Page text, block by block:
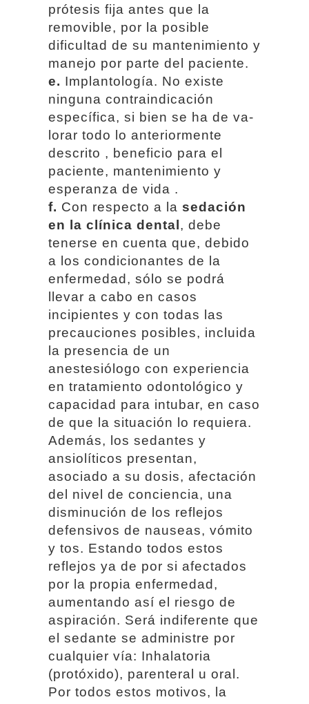
prótesis fija antes que la
removible, por la posible
dificultad de su mantenimiento y
manejo por parte del paciente.
e. Implantología. No existe
ninguna contraindicación
específica, si bien se ha de va-
lorar todo lo anteriormente
descrito , beneficio para el
paciente, mantenimiento y
esperanza de vida .
f. Con respecto a la sedación
en la clínica dental, debe
tenerse en cuenta que, debido
a los condicionantes de la
enfermedad, sólo se podrá
llevar a cabo en casos
incipientes y con todas las
precauciones posibles, incluida
la presencia de un
anestesiólogo con experiencia
en tratamiento odontológico y
capacidad para intubar, en caso
de que la situación lo requiera.
Además, los sedantes y
ansiolíticos presentan,
asociado a su dosis, afectación
del nivel de conciencia, una
disminución de los reflejos
defensivos de nauseas, vómito
y tos. Estando todos estos
reflejos ya de por si afectados
por la propia enfermedad,
aumentando así el riesgo de
aspiración. Será indiferente que
el sedante se administre por
cualquier vía: Inhalatoria
(protóxido), parenteral u oral.
Por todos estos motivos, la